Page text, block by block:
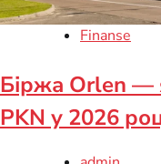
Finanse
Біржа Orlen —
PKN у 2026